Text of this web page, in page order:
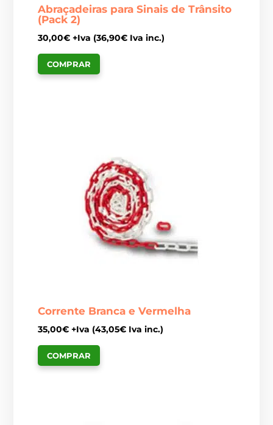
Abraçadeiras para Sinais de Trânsito
(Pack 2)
30,00€ +Iva (36,90€ Iva inc.)
COMPRAR
Corrente Branca e Vermelha
35,00€ +Iva (43,05€ Iva inc.)
COMPRAR